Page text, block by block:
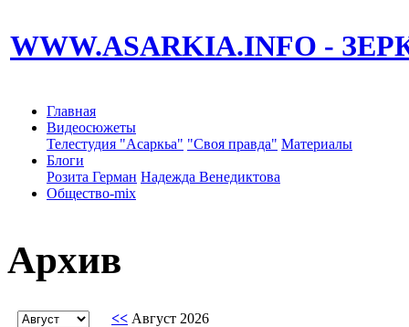
WWW.ASARKIA.INFO -
Главная
Видеосюжеты
Телестудия "Асаркьа" "Своя правда" Материалы
Блоги
Розита Герман Надежда Венедиктова
Общество-mix
Архив